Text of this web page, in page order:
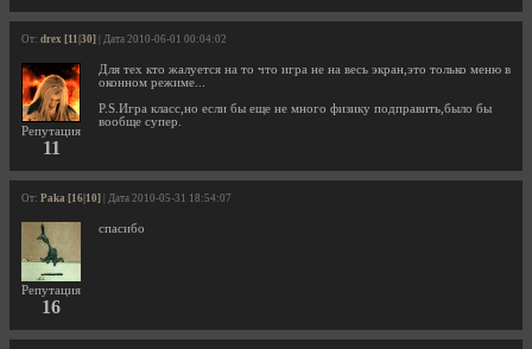
От: drex [11|30] | Дата 2010-06-01 00:04:02
Репутация
11
Для тех кто жалуется на то что игра не на весь экран,это только меню в
оконном режиме...
P.S.Игра класс,но если бы еще не много физику подправить,было бы
вообще супер.
От: Paka [16|10] | Дата 2010-05-31 18:54:07
Репутация
16
спасибо